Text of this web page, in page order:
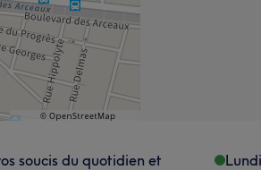
soucis du quotidien et
Lundi